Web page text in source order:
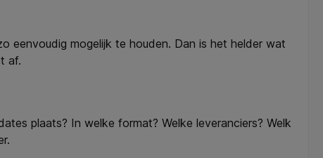
eenvoudig mogelijk te houden. Dan is het helder wat
af.
plaats? In welke format? Welke leveranciers? Welk